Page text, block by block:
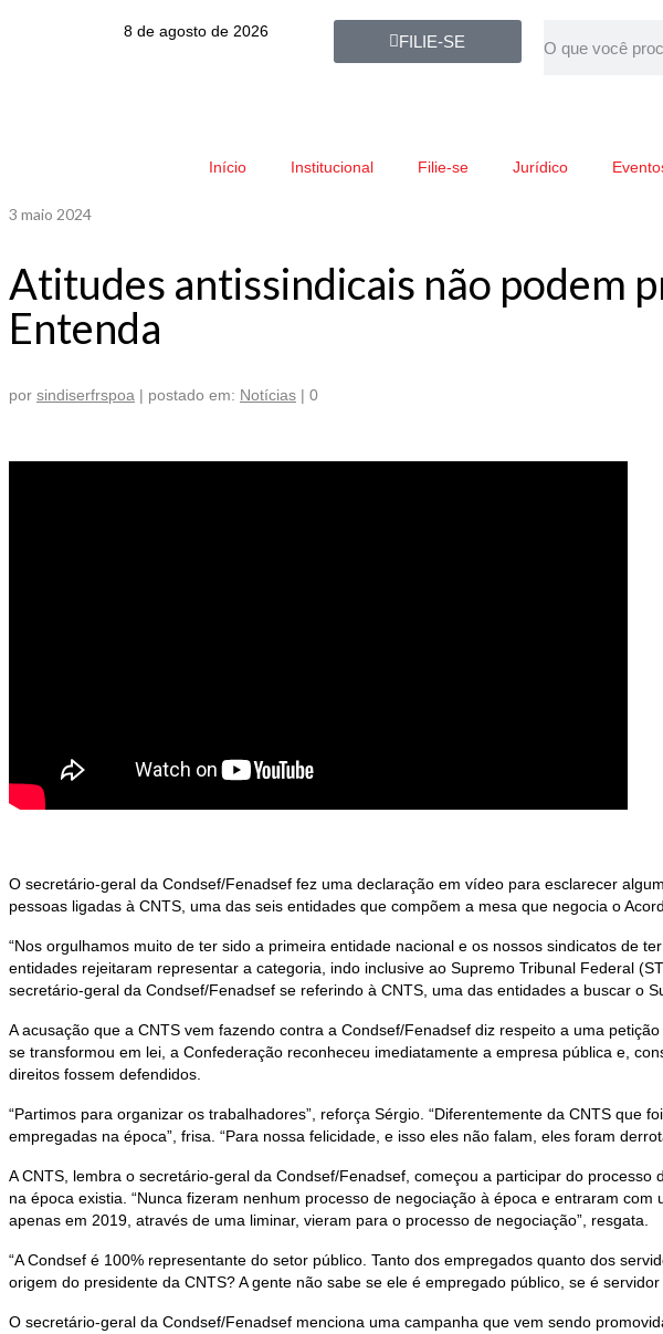
8 de agosto de 2026
FILIE-SE
Início Institucional Filie-se Jurídico
3 maio 2024
Atitudes antissindicais não podem
Entenda
por sindiserfrspoa | postado em: Notícias | 0
O secretário-geral da Condsef/Fenadsef fez uma declaração em vídeo para esclarecer
pessoas ligadas à CNTS, uma das seis entidades que compõem a mesa que negocia o
“Nos orgulhamos muito de ter sido a primeira entidade nacional e os nossos sindicatos de
entidades rejeitaram representar a categoria, indo inclusive ao Supremo Tribunal Federal
secretário-geral da Condsef/Fenadsef se referindo à CNTS, uma das entidades a buscar o
A acusação que a CNTS vem fazendo contra a Condsef/Fenadsef diz respeito a uma
se transformou em lei, a Confederação reconheceu imediatamente a empresa pública e,
direitos fossem defendidos.
“Partimos para organizar os trabalhadores”, reforça Sérgio. “Diferentemente da CNTS
empregadas na época”, frisa. “Para nossa felicidade, e isso eles não falam, eles foram
A CNTS, lembra o secretário-geral da Condsef/Fenadsef, começou a participar do
na época existia. “Nunca fizeram nenhum processo de negociação à época e entraram
apenas em 2019, através de uma liminar, vieram para o processo de negociação”, resgata.
“A Condsef é 100% representante do setor público. Tanto dos empregados quanto dos
origem do presidente da CNTS? A gente não sabe se ele é empregado público, se é
O secretário-geral da Condsef/Fenadsef menciona uma campanha que vem sendo